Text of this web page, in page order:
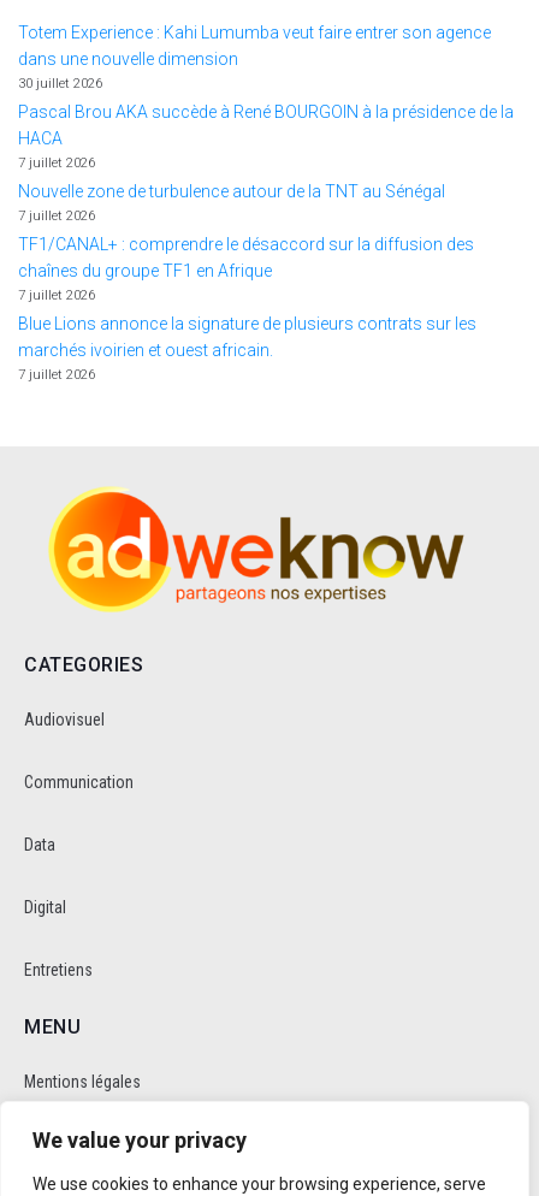
We value your privacy
We use cookies to enhance your browsing experience, serve
Totem Experience : Kahi Lumumba veut faire entrer son agence
dans une nouvelle dimension
30 juillet 2026
Pascal Brou AKA succède à René BOURGOIN à la présidence de la
HACA
7 juillet 2026
Nouvelle zone de turbulence autour de la TNT au Sénégal
7 juillet 2026
TF1/CANAL+ : comprendre le désaccord sur la diffusion des
chaînes du groupe TF1 en Afrique
7 juillet 2026
Blue Lions annonce la signature de plusieurs contrats sur les
marchés ivoirien et ouest africain.
7 juillet 2026
CATEGORIES
Audiovisuel
Communication
Data
Digital
Entretiens
MENU
Mentions légales
Politique de cookie et de confidentalité